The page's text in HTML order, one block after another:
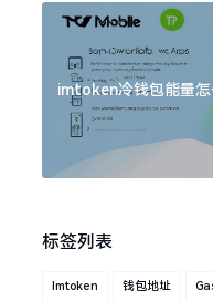
imtoken冷钱包能量
标签列表
Imtoken 钱包地址